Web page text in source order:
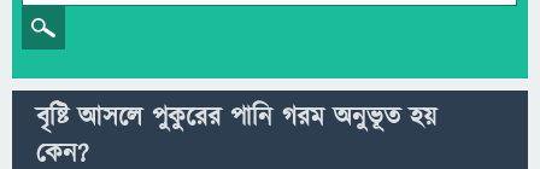
বৃষ্টি আসলে পুকুরের পানি গরম অনুভূত হয়
কেন?